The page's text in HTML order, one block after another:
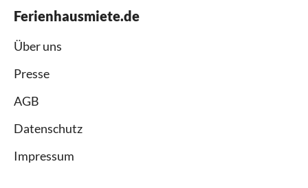
Ferienhausmiete.de
Über uns
Presse
AGB
Datenschutz
Impressum